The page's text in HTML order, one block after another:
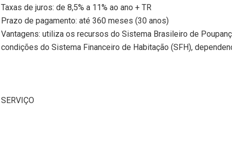
Taxas de juros: de 8,5% a 11% ao ano + TR
Prazo de pagamento: até 360 meses (30 anos)
Vantagens: utiliza os recursos do Sistema Brasileiro de
condições do Sistema Financeiro de Habitação (SFH),
SERVIÇO